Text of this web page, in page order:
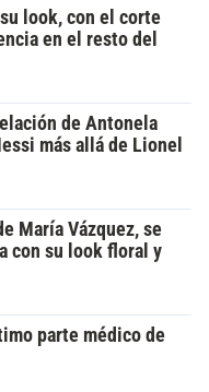
look, con el corte
en el resto del
de Antonela
más allá de Lionel
María Vázquez, se
con su look floral y
parte médico de